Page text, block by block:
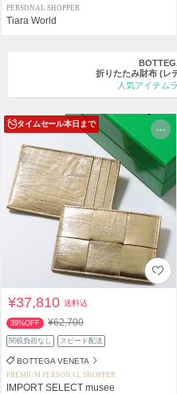
PERSONAL SHOPPER
Tiara World
折りたたみ財布 (レ
人気アイテム
タイムセール本日まで
¥37,810送料込
39%OFF ¥62,700
関税負担なし スピード配送
BOTTEGA VENETA
PREMIUM PERSONAL SHOPPER
IMPORT SELECT musee